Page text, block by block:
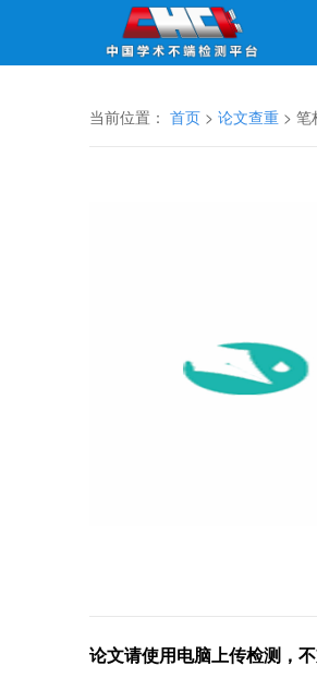
当前位置： 首页 > 论文查重 > 笔
论文请使用电脑上传检测，